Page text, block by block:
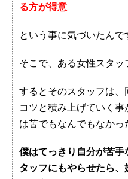
る方が得意
という事に気づいたんで
そこで、ある女性スタッ
するとそのスタッフは
コツと積み上げていく
は苦でもなんでもなかっ
僕はてっきり自分が苦
タッフにもやらせたら